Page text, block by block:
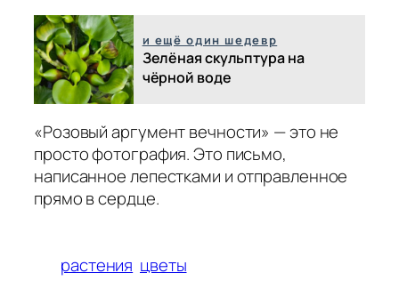
и ещё один шедевр
Зелёная скульптура на
чёрной воде
«Розовый аргумент вечности» — это не
просто фотография. Это письмо,
написанное лепестками и отправленное
прямо в сердце.
растения цветы